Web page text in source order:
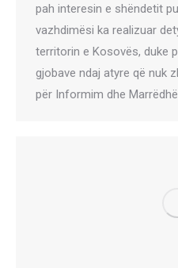
pah interesin e shëndetit
vazhdimësi ka realizuar
territorin e Kosovës, duke
gjobave ndaj atyre që nuk
për Informim dhe